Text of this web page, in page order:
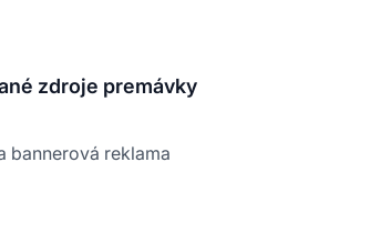
zdroje premávky
bannerová reklama